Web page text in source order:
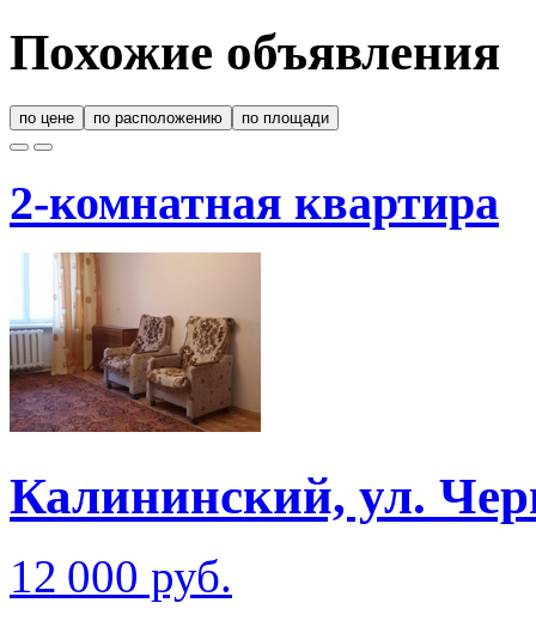
Похожие объявления
по цене по расположению по площади
2-комнатная квартира
Калининский, ул.
12 000 руб.